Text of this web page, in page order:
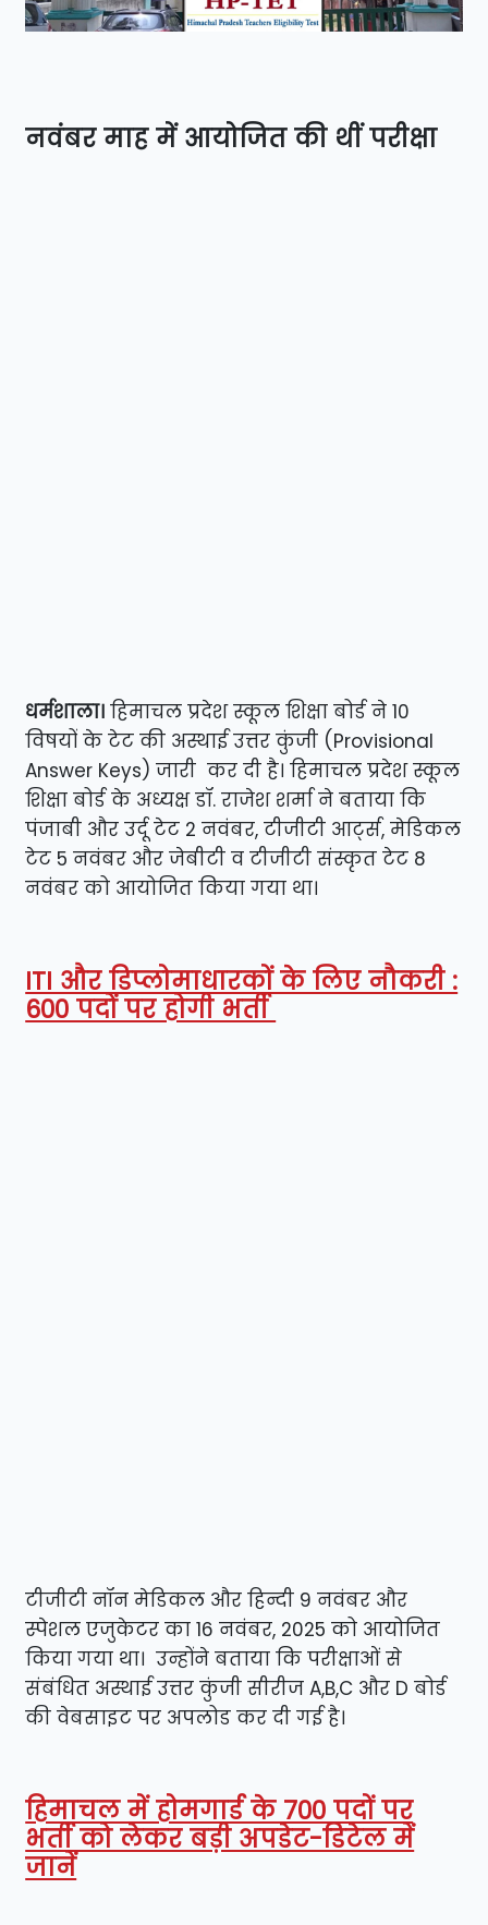
नवंबर माह में आयोजित की थीं परीक्षा
धर्मशाला। हिमाचल प्रदेश स्कूल शिक्षा बोर्ड ने 10
विषयों के टेट की अस्थाई उत्तर कुंजी (Provisional
Answer Keys) जारी कर दी है। हिमाचल प्रदेश स्कूल
शिक्षा बोर्ड के अध्यक्ष डॉ. राजेश शर्मा ने बताया कि
पंजाबी और उर्दू टेट 2 नवंबर, टीजीटी आर्ट्स, मेडिकल
टेट 5 नवंबर और जेबीटी व टीजीटी संस्कृत टेट 8
नवंबर को आयोजित किया गया था।
ITI और डिप्लोमाधारकों के लिए नौकरी :
600 पदों पर होगी भर्ती
टीजीटी नॉन मेडिकल और हिन्दी 9 नवंबर और
स्पेशल एजुकेटर का 16 नवंबर, 2025 को आयोजित
किया गया था। उन्होंने बताया कि परीक्षाओं से
संबंधित अस्थाई उत्तर कुंजी सीरीज A,B,C और D बोर्ड
की वेबसाइट पर अपलोड कर दी गई है।
हिमाचल में होमगार्ड के 700 पदों पर
भर्ती को लेकर बड़ी अपडेट-डिटेल में
जानें